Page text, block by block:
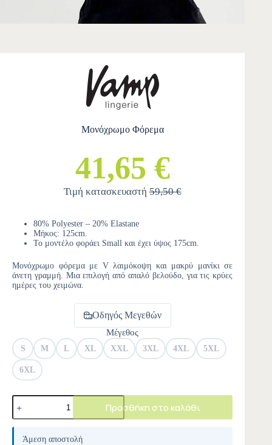
Μονόχρωμο Φόρεμα
41,65 €
Τιμή κατασκευαστή59,50 €
80% Polyester – 20% Elastane
Μήκος: 125cm.
Το μοντέλο φοράει Small και έχει ύψος 175cm.
Μονόχρωμο φόρεμα με V λαιμόκοψη και μακρύ μανίκι σε
άνετη γραμμή. Μια επιλογή από απαλό βελούδο, για τις κρύες
ημέρες του χειμώνα.
Οδηγός Μεγεθών
Μέγεθος
S M L XL XXL 3XL 4XL 5XL
6XL
Προσθήκη στο καλάθι
A
Άμεση αποστολή